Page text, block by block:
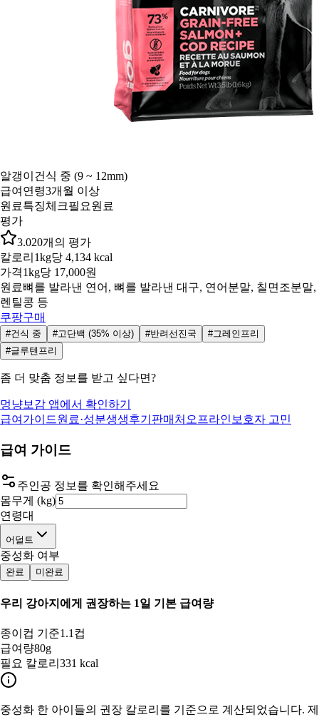
알갱이 건식 중 (9 ~ 12mm)
급여연령3개월 이상
원료특징체크필요원료
평가
3.020개의 평가
칼로리 1kg당 4,134 kcal
가격1kg당 17,000원
원료뼈를 발라낸 연어, 뼈를 발라낸 대구, 연어분말, 칠면조분말,
렌틸콩 등
쿠팡구매
#건식 중 #고단백 (35% 이상) #반려선진국
#그레인프리
#글루텐프리
좀 더 맞춤 정보를 받고 싶다면?
멍냥보감 앱에서 확인하기
급여가이드원료·성분생생후기 판매처 오프라인 보호자 고민
급여 가이드
주인공 정보를 확인해주세요
몸무게 (kg)
연령대
어덜트
중성화 여부
완료 미완료
우리 강아지 에게 권장하는 1일 기본 급여량
종이컵 기준1.1컵
급여량80g
필요 칼로리 331 kcal
중성화 한 아이들의 권장 칼로리를 기준으로 계산되었습니다. 제